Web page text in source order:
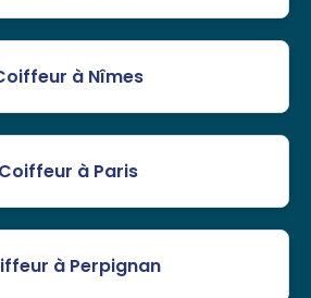
à Nîmes
Coiffeur à Paris
à Perpignan